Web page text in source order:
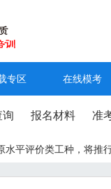
专区 在线模考
询 报名材料 准
平评价类工种，将推